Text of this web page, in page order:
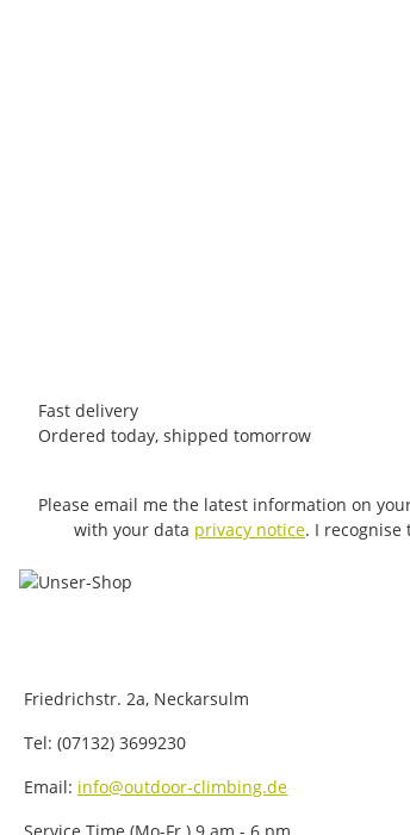
Fast delivery
Ordered today, shipped tomorrow
Please email me the latest information on
with your data privacy notice. I recognise
Friedrichstr. 2a, Neckarsulm
Tel: (07132) 3699230
Email: info@outdoor-climbing.de